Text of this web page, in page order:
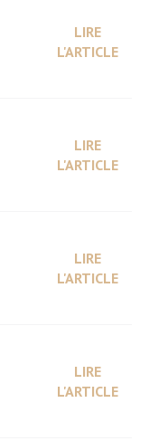
LIRE
L'ARTICLE
LIRE
L'ARTICLE
LIRE
L'ARTICLE
LIRE
L'ARTICLE